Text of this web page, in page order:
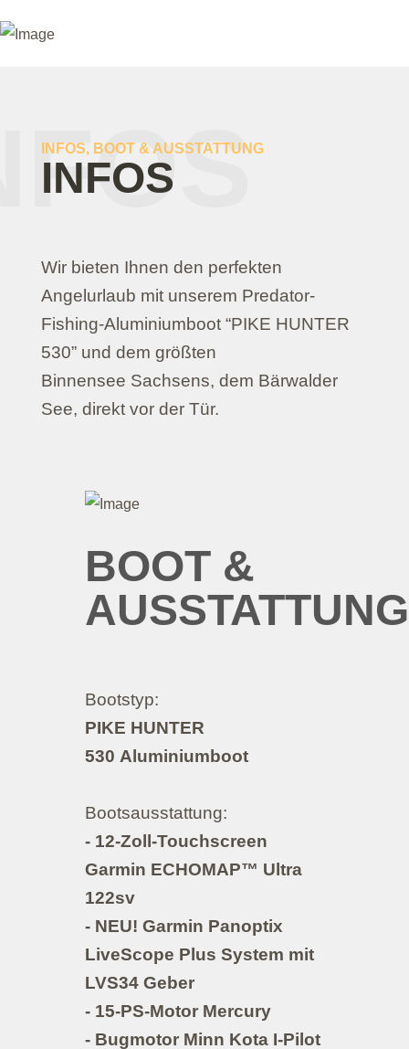
INFOS, BOOT & AUSSTATTUNG
INFOS
Wir bieten Ihnen den perfekten
Angelurlaub mit unserem Predator-
Fishing-Aluminiumboot “PIKE HUNTER
530” und dem größten
Binnensee Sachsens, dem Bärwalder
See, direkt vor der Tür.
BOOT &
AUSSTATTUNG
Bootstyp:
PIKE HUNTER
530 Aluminiumboot
Bootsausstattung:
- 12-Zoll-Touchscreen
Garmin ECHOMAP™ Ultra
122sv
- NEU! Garmin Panoptix
LiveScope Plus System mit
LVS34 Geber
- 15-PS-Motor Mercury
- Bugmotor Minn Kota I-Pilot